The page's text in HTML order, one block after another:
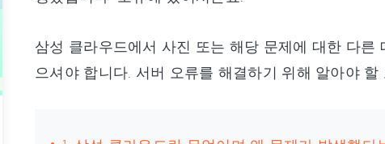
삼성 클라우드에서 사진 또는 해당 문제에 대한 다
으셔야 합니다. 서버 오류를 해결하기 위해 알아야 할